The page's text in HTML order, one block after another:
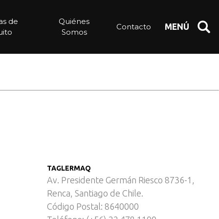
de
Quiénes
Somos
Contacto MENÚ
– Cárnica
TAGLERMAQ
Av. Presidente Germán Riesco 8736-1,
Renca, Santiago de Chile.
Código Postal: 8640000